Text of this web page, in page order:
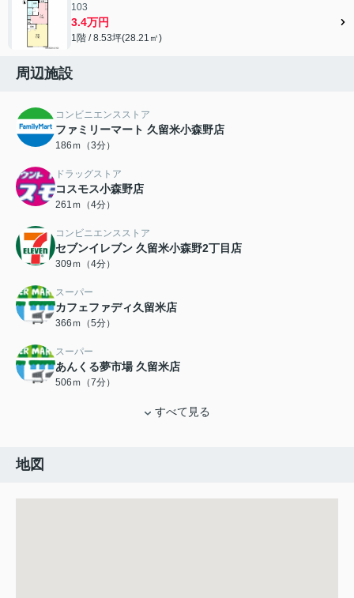
103
3.4万円
1階 / 8.53坪(28.21㎡)
周辺施設
コンビニエンスストア
ファミリーマート 久留米小森野店
186ｍ（3分）
ドラッグストア
コスモス小森野店
261ｍ（4分）
コンビニエンスストア
セブンイレブン 久留米小森野2丁目店
309ｍ（4分）
スーパー
カフェファディ久留米店
366ｍ（5分）
スーパー
あんくる夢市場 久留米店
506ｍ（7分）
すべて見る
地図